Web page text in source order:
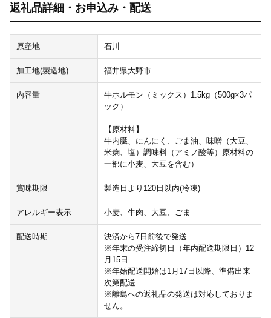
返礼品詳細・お申込み・配送
原産地 石川
加工地(製造地) 福井県大野市
内容量
牛ホルモン（ミックス）1.5kg（500g×3パ
ック）
【原材料】
牛内臓、にんにく、ごま油、味噌（大豆、
米麹、塩）調味料（アミノ酸等）原材料の
一部に小麦、大豆を含む）
賞味期限 製造日より120日以内(冷凍)
アレルギー表示 小麦、牛肉、大豆、ごま
配送時期
決済から7日前後で発送
※年末の受注締切日（年内配送期限日）12
月15日
※年始配送開始は1月17日以降、準備出来
次第配送
※離島への返礼品の発送は対応しておりま
せん。